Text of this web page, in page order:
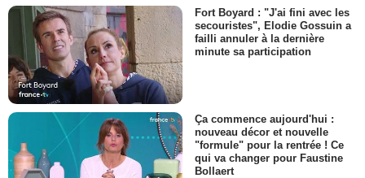
Fort Boyard : "J'ai fini avec les
secouristes", Elodie Gossuin a
failli annuler à la dernière
minute sa participation
Ça commence aujourd'hui :
nouveau décor et nouvelle
"formule" pour la rentrée ! Ce
qui va changer pour Faustine
Bollaert